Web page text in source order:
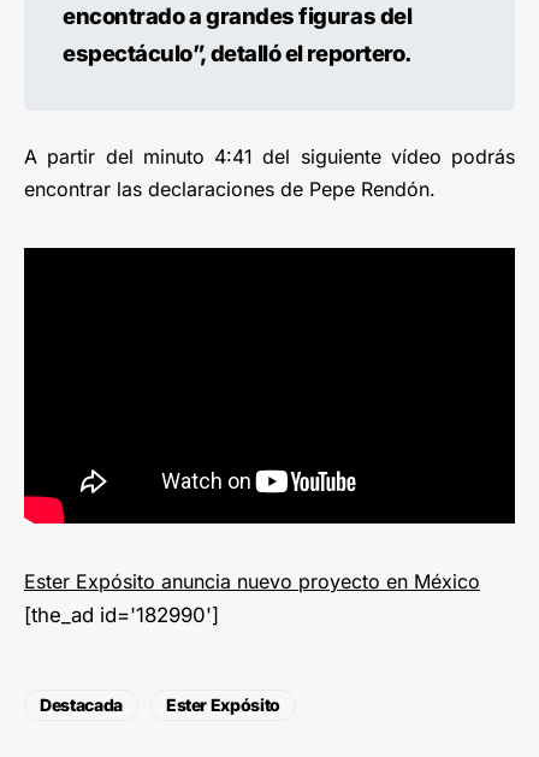
encontrado a grandes figuras del
espectáculo”, detalló el reportero.
A partir del minuto 4:41 del siguiente vídeo podrás
encontrar las declaraciones de Pepe Rendón.
Ester Expósito anuncia nuevo proyecto en México
[the_ad id='182990']
Destacada Ester Expósito